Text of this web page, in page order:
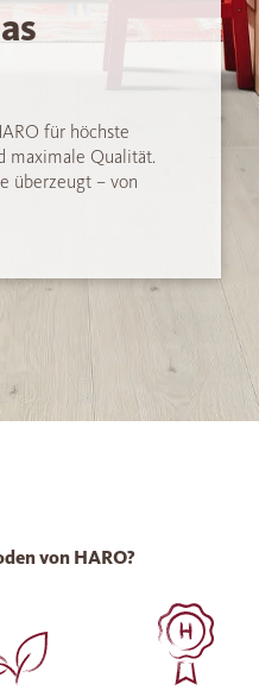
für höchste
maximale Qualität.
überzeugt – von
von HARO?